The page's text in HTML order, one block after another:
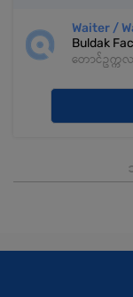
Waiter /
Buldak
တောင်ဥက္က